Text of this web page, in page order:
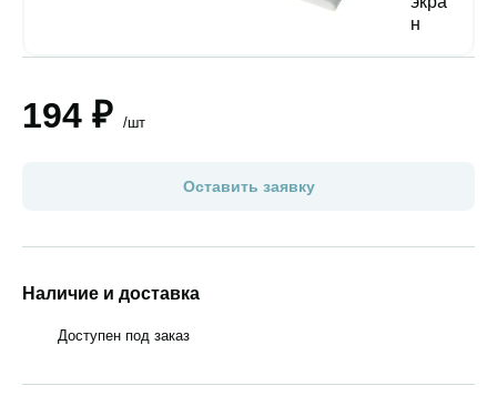
194 ₽ /шт
Оставить заявку
Наличие и доставка
Доступен под заказ